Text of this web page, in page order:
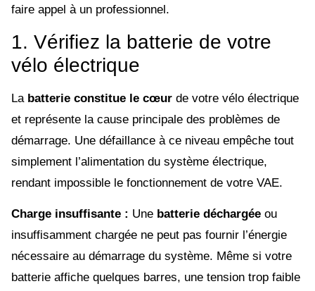
faire appel à un professionnel.
1. Vérifiez la batterie de votre
vélo électrique
La batterie constitue le cœur de votre vélo électrique
et représente la cause principale des problèmes de
démarrage. Une défaillance à ce niveau empêche tout
simplement l’alimentation du système électrique,
rendant impossible le fonctionnement de votre VAE.
Charge insuffisante : Une batterie déchargée ou
insuffisamment chargée ne peut pas fournir l’énergie
nécessaire au démarrage du système. Même si votre
batterie affiche quelques barres, une tension trop faible